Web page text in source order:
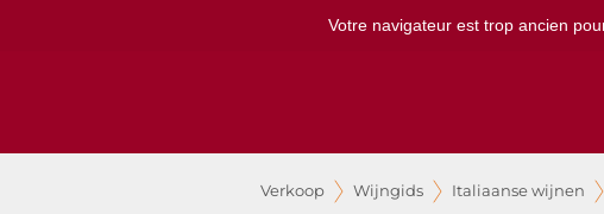
Votre navigateur est trop ancien
Verkoop Wijngids Italiaanse wijnen